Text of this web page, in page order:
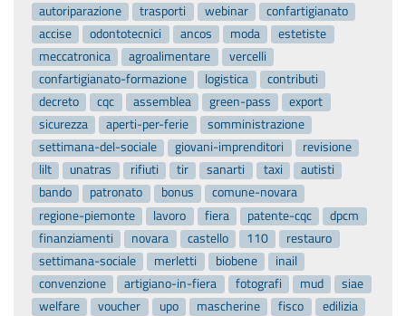
autoriparazione
trasporti webinar
confartigianato
accise
odontotecnici ancos moda
estetiste
meccatronica
agroalimentare
vercelli
confartigianato-formazione
logistica
contributi
decreto
cqc assemblea green-pass
export
sicurezza
aperti-per-ferie
somministrazione
settimana-del-sociale
giovani-imprenditori
revisione
lilt
unatras rifiuti tir sanarti taxi
autisti
bando
patronato bonus
comune-novara
regione-piemonte
lavoro fiera patente-cqc
dpcm
finanziamenti
novara castello 110
restauro
settimana-sociale
merletti biobene
inail
convenzione
artigiano-in-fiera fotografi mud
siae
welfare
voucher upo mascherine fisco
edilizia